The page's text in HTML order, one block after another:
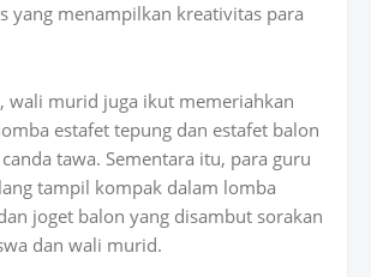
yang menampilkan kreativitas para
wali murid juga ikut memeriahkan
estafet tepung dan estafet balon
tawa. Sementara itu, para guru
tampil kompak dalam lomba
joget balon yang disambut sorakan
dan wali murid.